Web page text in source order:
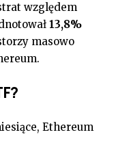
względem
13,8%
masowo
Ethereum